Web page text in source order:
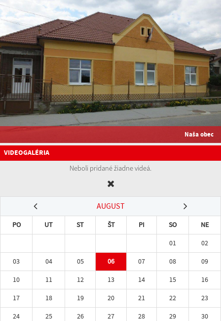
Naša obec
VIDEOGALÉRIA
Neboli pridané žiadne videá.
AUGUST
PO UT ST ŠT PI SO
NE
01
02
03
04 05 06 07 08
09
10
11 12 13 14 15
16
17
18 19 20 21 22
23
24
25 26 27 28 29
30